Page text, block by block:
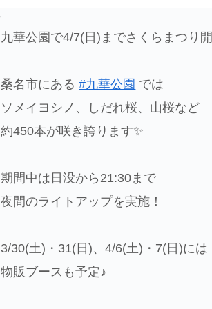
九華公園で4/7(日)までさくらまつり
桑名市にある#九華公園 では
ソメイヨシノ、しだれ桜、山桜など
約450本が咲き誇ります✨
期間中は日没から21:30まで
夜間のライトアップを実施！
3/30(土)・31(日)、4/6(土)・7(日)には
物販ブースも予定♪